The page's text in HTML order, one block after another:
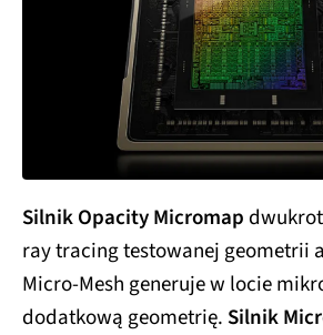
Silnik Opacity Micromap
ray tracing testowanej geometrii
Micro-Mesh generuje w locie
dodatkową geometrię. Silnik